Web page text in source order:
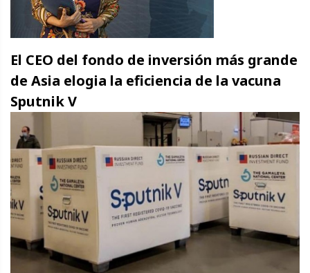
El CEO del fondo de inversión más grande
de Asia elogia la eficiencia de la vacuna
Sputnik V